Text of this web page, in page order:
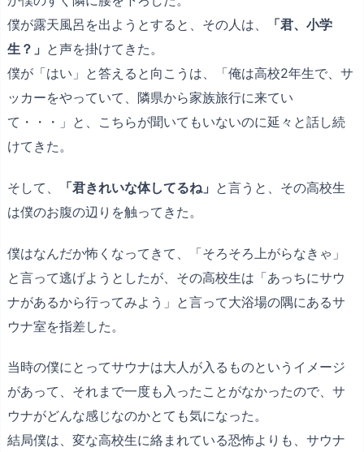
僕が露天風呂を出ようとすると、その人は、
「君、小学
生？」 と声を掛けてきた。
僕が「はい」と答えると向こうは、「俺は高校2年生で、サ
ッカーをやっていて、隣県から家族旅行に来てい
て・・・」と、こちらが聞いてもいないのに延々と話し続
けてきた。
そして、 「君きれいな体してるね」 と言うと、その高校生
は僕のお腹の辺りを触ってきた。
僕はなんだか怖くなってきて、「そろそろ上がらなきゃ」
と言って逃げようとしたが、その高校生は「あっちにサウ
ナがあるから行ってみよう」と言って大浴場の隅にあるサ
ウナ室を指差した。
当時の僕にとってサウナは大人が入るものというイメージ
があって、それまで一度も入ったことがなかったので、サ
ウナがどんな感じなのかとても気になった。
結局僕は、変な高校生に絡まれている恐怖よりも、サウナ